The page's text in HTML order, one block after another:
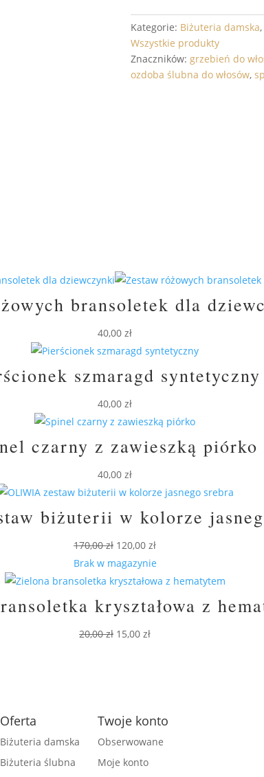
Crystal
AB
z
perełkami
Kategorie: Biżuteria damska,
Wszystkie produkty
Znaczników: grzebień do
ozdoba ślubna do włosów,
bransoletek dla
40,00 zł
szmaragd syntetyczny
40,00 zł
czarny z zawieszką piórko
40,00 zł
biżuterii w kolorze
170,00zł Pierwotna
cena
wynosiła:
170,00 zł.
120,00 złAktualna
cena
wynosi:
120,00 zł.
Brak w magazynie
kryształowa z
20,00zł Pierwotna
15,00 złAktualna
Oferta
Biżuteria damska
Biżuteria ślubna
Twoje konto
Obserwowane
Moje konto